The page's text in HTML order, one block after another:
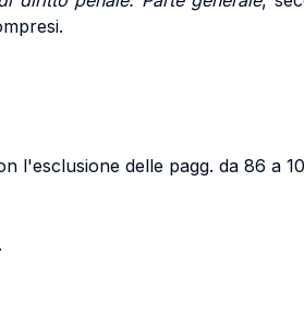
l'esclusione delle pagg. da 86 a